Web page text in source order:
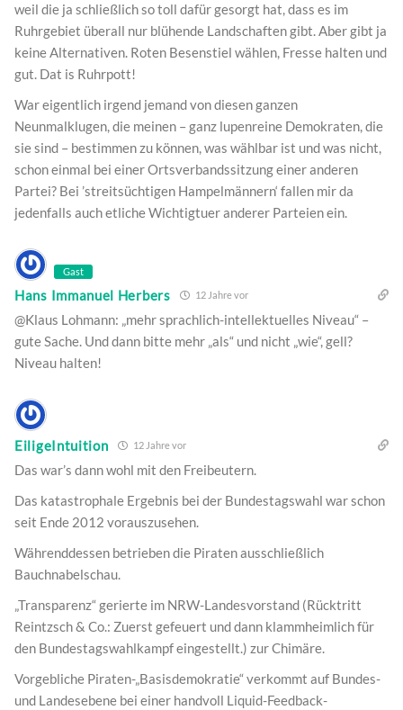
weil die ja schließlich so toll dafür gesorgt hat, dass es im
Ruhrgebiet überall nur blühende Landschaften gibt. Aber gibt ja
keine Alternativen. Roten Besenstiel wählen, Fresse halten und
gut. Dat is Ruhrpott!
War eigentlich irgend jemand von diesen ganzen
Neunmalklugen, die meinen – ganz lupenreine Demokraten, die
sie sind – bestimmen zu können, was wählbar ist und was nicht,
schon einmal bei einer Ortsverbandssitzung einer anderen
Partei? Bei ’streitsüchtigen Hampelmännern‘ fallen mir da
jedenfalls auch etliche Wichtigtuer anderer Parteien ein.
Gast
Hans Immanuel Herbers 12 Jahre vor
@Klaus Lohmann: „mehr sprachlich-intellektuelles Niveau“ –
gute Sache. Und dann bitte mehr „als“ und nicht „wie“, gell?
Niveau halten!
EiligeIntuition 12 Jahre vor
Das war’s dann wohl mit den Freibeutern.
Das katastrophale Ergebnis bei der Bundestagswahl war schon
seit Ende 2012 vorauszusehen.
Währenddessen betrieben die Piraten ausschließlich
Bauchnabelschau.
„Transparenz“ gerierte im NRW-Landesvorstand (Rücktritt
Reintzsch & Co.: Zuerst gefeuert und dann klammheimlich für
den Bundestagswahlkampf eingestellt.) zur Chimäre.
Vorgebliche Piraten-„Basisdemokratie“ verkommt auf Bundes-
und Landesebene bei einer handvoll Liquid-Feedback-